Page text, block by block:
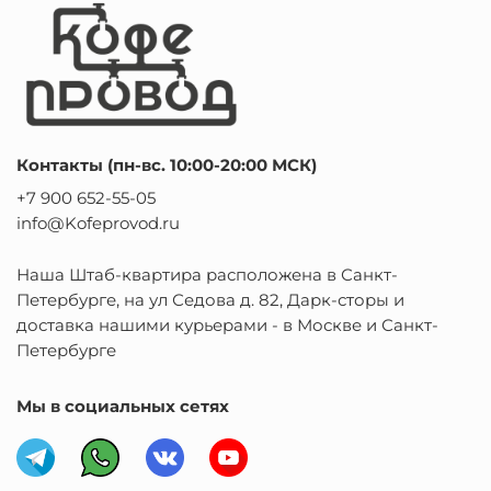
обсудить ваши задачи и получить персональное
предложение, просто свяжитесь с нами по телефону —
мы поможем вашему бизнесу стать еще успешнее!
Контакты (пн-вс. 10:00-20:00 МСК)
+7 900 652-55-05
info@Kofeprovod.ru
Наша Штаб-квартира расположена в Санкт-
Петербурге, на ул Седова д. 82, Дарк-сторы и
доставка нашими курьерами - в Москве и Санкт-
Петербурге
Мы в социальных сетях